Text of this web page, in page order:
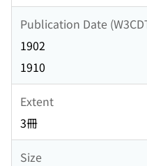
Publication Date
1902
1910
Extent
3冊
Size